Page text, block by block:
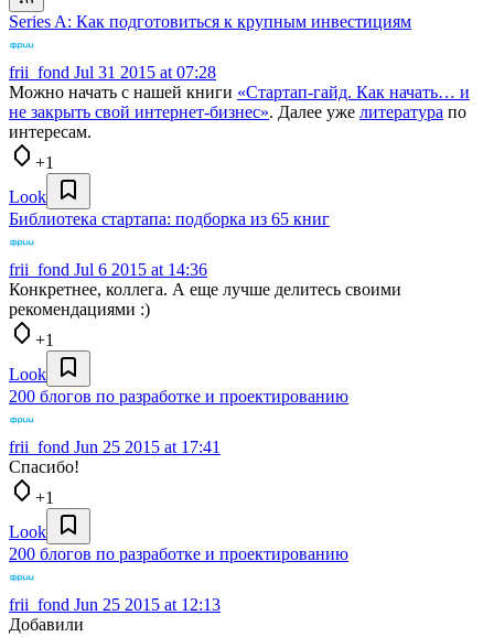
Series A: Как подготовиться к крупным инвестициям
frii_fond Jul 31 2015 at 07:28
Можно начать с нашей книги «Стартап-гайд. Как начать… и
не закрыть свой интернет-бизнес». Далее уже литература по
интересам.
+1
Look
Библиотека стартапа: подборка из 65 книг
frii_fond Jul 6 2015 at 14:36
Конкретнее, коллега. А еще лучше делитесь своими
рекомендациями :)
+1
Look
200 блогов по разработке и проектированию
frii_fond Jun 25 2015 at 17:41
Спасибо!
+1
Look
200 блогов по разработке и проектированию
frii_fond Jun 25 2015 at 12:13
Добавили